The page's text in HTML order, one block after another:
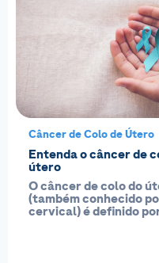
Câncer de Colo de Útero
Entenda o câncer de
útero
O câncer de colo do
(também conhecido
cervical) é definido